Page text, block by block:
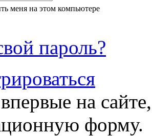
меня на этом компьютере
пароль?
на
форму.